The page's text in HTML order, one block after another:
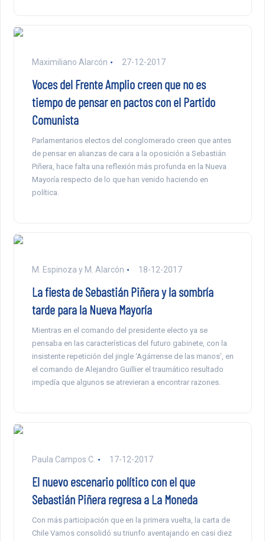
Maximiliano Alarcón 27-12-2017
Voces del Frente Amplio creen que no es
tiempo de pensar en pactos con el Partido
Comunista
Parlamentarios electos del conglomerado creen que antes
de pensar en alianzas de cara a la oposición a Sebastián
Piñera, hace falta una reflexión más profunda en la Nueva
Mayoría respecto de lo que han venido haciendo en
política.
M. Espinoza y M. Alarcón 18-12-2017
La fiesta de Sebastián Piñera y la sombría
tarde para la Nueva Mayoría
Mientras en el comando del presidente electo ya se
pensaba en las características del futuro gabinete, con la
insistente repetición del jingle ‘Agárrense de las manos’, en
el comando de Alejandro Guillier el traumático resultado
impedía que algunos se atrevieran a encontrar razones.
Paula Campos C. 17-12-2017
El nuevo escenario político con el que
Sebastián Piñera regresa a La Moneda
Con más participación que en la primera vuelta, la carta de
Chile Vamos consolidó su triunfo aventajando en casi diez